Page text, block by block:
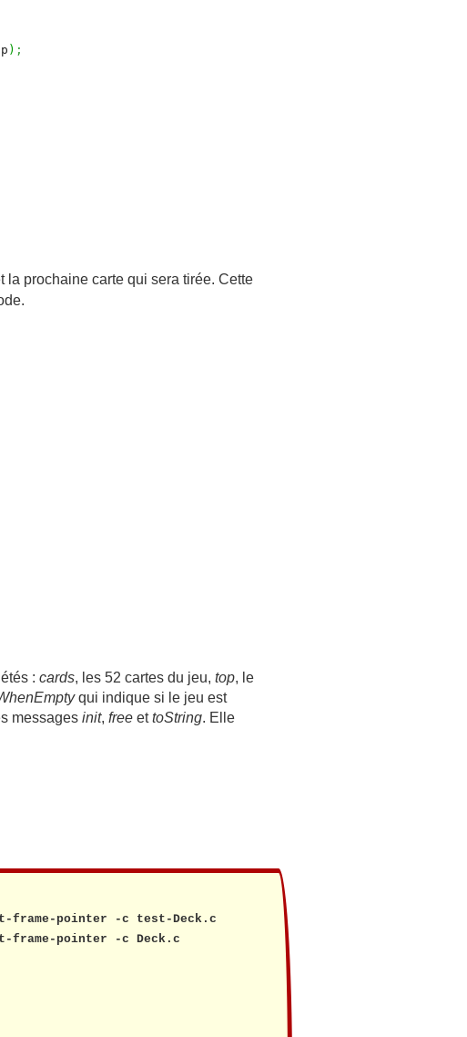
p ) ;
la prochaine carte qui sera tirée. Cette
: cards, les 52 cartes du jeu, top, le
qui indique si le jeu est
messages init, free ettoString. Elle
frame-pointer -c test-Deck.c
pointer -c Deck.c